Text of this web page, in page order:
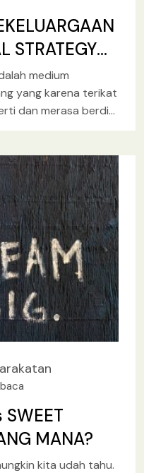
STRATEGY
medium
yang karena terikat
dan merasa berdiri
SWEET
MANA?
kita udah tahu.